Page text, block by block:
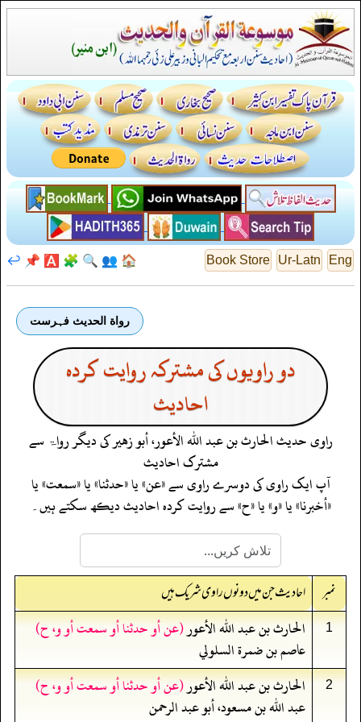
Eng
Ur-Latn
Book Store
🏠
👥
🔍
🧩
🅰️
📌
↩️
رواة الحديث فہرست
دو راویوں کی مشترکہ روایت کردہ
احادیث
راوی حدیثالحارث بن عبد الله الأعور، أبو زهيرکی دیگر رواۃ سے
مشترک احادیث
آپ ایک راوی کی دوسرے راوی سے «عن» یا «حدثنا» یا «سمعت» یا
«أخبرنا» یا «و» یا «ح» سے روایت کردہ احادیث دیکھ سکتے ہیں۔
نمبر احادیث جن میں دونوں راوی شریک ہیں
1 الحارث بن عبد الله الأعور(عن أو حدثنا أو سمعت أو و، ح)
عاصم بن ضمرة السلولي
2 الحارث بن عبد الله الأعور(عن أو حدثنا أو سمعت أو و، ح)
عبد الله بن مسعود، أبو عبد الرحمن